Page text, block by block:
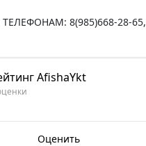
8(985)668-28-65,
AfishaYkt
Оценить